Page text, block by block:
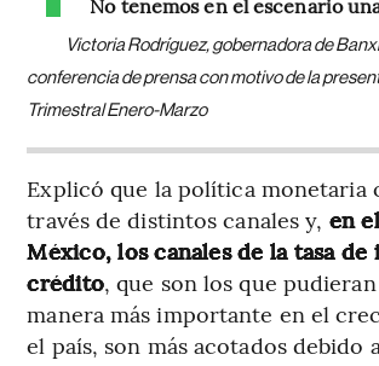
Victoria Rodríguez, gobernadora de
conferencia de prensa con motivo de la
Trimestral Enero-Marzo
Explicó que la política monetaria
través de distintos canales y, en
México, los canales de la tasa de
crédito, que son los que
manera más importante en el
el país, son más acotados debido